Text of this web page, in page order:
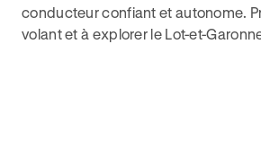
conducteur confiant et autonome.
volant et à explorer le Lot-et-